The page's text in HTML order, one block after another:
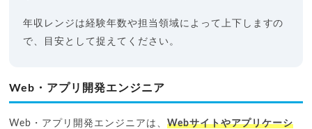
年収レンジは経験年数や担当領域によって上下しますの
で、目安として捉えてください。
Web・アプリ開発エンジニア
Web・アプリ開発エンジニアは、 Webサイトやアプリケーシ